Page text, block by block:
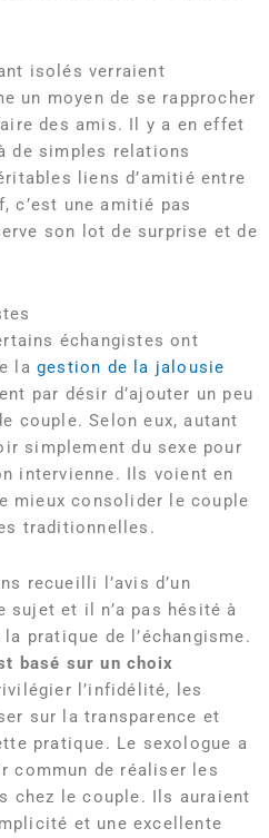
isolés verraient
un moyen de se rapprocher
des amis. Il y a en effet
de simples relations
liens d’amitié entre
c’est une amitié pas
son lot de surprise et de
échangistes ont
la gestion de la jalousie
par désir d’ajouter un peu
couple. Selon eux, autant
simplement du sexe pour
intervienne. Ils voient en
mieux consolider le couple
traditionnelles.
recueilli l’avis d’un
sujet et il n’a pas hésité à
pratique de l’échangisme.
basé sur un choix
l’infidélité, les
sur la transparence et
pratique. Le sexologue a
commun de réaliser les
chez le couple. Ils auraient
et une excellente